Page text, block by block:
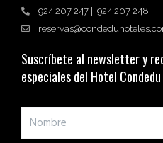
924 207 247 || 924 207 248
Suscríbete al newsletter y
especiales del Hotel Condedu